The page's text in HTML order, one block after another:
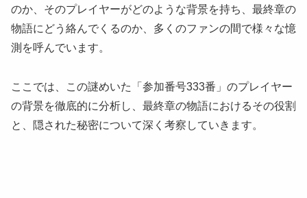
のか、そのプレイヤーがどのような背景を持ち、最終章の
物語にどう絡んでくるのか、多くのファンの間で様々な憶
測を呼んでいます。
ここでは、この謎めいた「参加番号333番」のプレイヤー
の背景を徹底的に分析し、最終章の物語におけるその役割
と、隠された秘密について深く考察していきます。